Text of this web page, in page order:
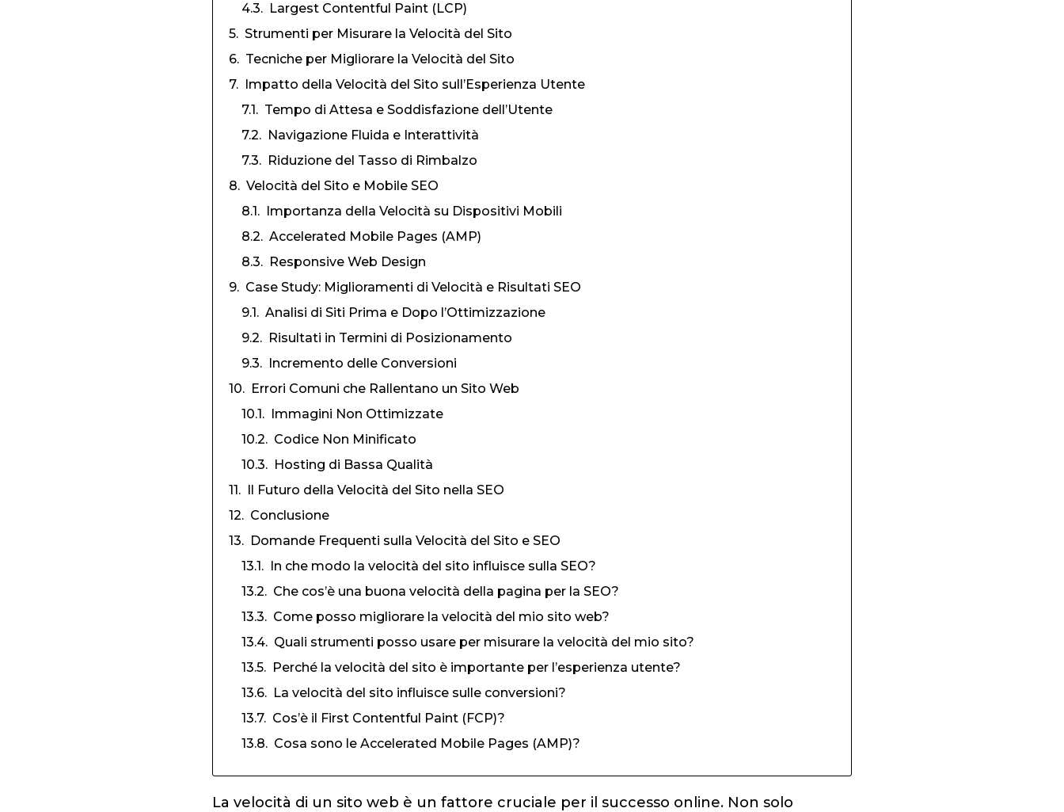
Largest Contentful Paint (LCP)
Strumenti per Misurare la Velocità del Sito
Tecniche per Migliorare la Velocità del Sito
Impatto della Velocità del Sito sull’Esperienza Utente
Tempo di Attesa e Soddisfazione dell’Utente
Navigazione Fluida e Interattività
Riduzione del Tasso di Rimbalzo
Velocità del Sito e Mobile SEO
Importanza della Velocità su Dispositivi Mobili
Accelerated Mobile Pages (AMP)
Responsive Web Design
Case Study: Miglioramenti di Velocità e Risultati SEO
Analisi di Siti Prima e Dopo l’Ottimizzazione
Risultati in Termini di Posizionamento
Incremento delle Conversioni
Errori Comuni che Rallentano un Sito Web
Immagini Non Ottimizzate
Codice Non Minificato
Hosting di Bassa Qualità
Il Futuro della Velocità del Sito nella SEO
Conclusione
Domande Frequenti sulla Velocità del Sito e SEO
In che modo la velocità del sito influisce sulla SEO?
Che cos’è una buona velocità della pagina per la SEO?
Come posso migliorare la velocità del mio sito web?
Quali strumenti posso usare per misurare la velocità del mio sito?
Perché la velocità del sito è importante per l’esperienza utente?
La velocità del sito influisce sulle conversioni?
Cos’è il First Contentful Paint (FCP)?
Cosa sono le Accelerated Mobile Pages (AMP)?
La velocità di un sito web è un fattore cruciale per il successo online. Non solo